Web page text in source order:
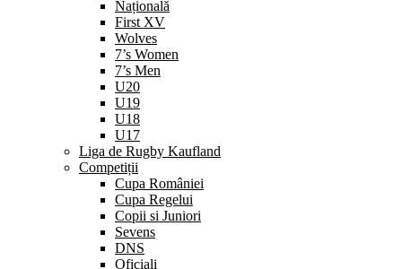
Națională
First XV
Wolves
7’s Women
7’s Men
U20
U19
U18
U17
Liga de Rugby Kaufland
Competiții
Cupa României
Cupa Regelui
Copii si Juniori
Sevens
DNS
Oficiali